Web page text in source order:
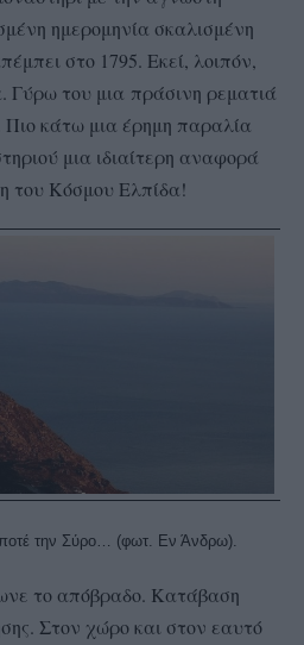
ημερομηνία σκαλισμένη
στο 1795. Εκεί, λοιπόν,
Γύρω του μια πράσινη ρεματιά
Πιο κάτω μια έρημη παραλία
μια ιδιαίτερη αναφορά
του Κόσμου Ελπίδα!
ποτέ την Σύρο… (φωτ. Εν Άνδρω).
το απόβραδο. Κατάβαση
Στον χώρο και στον εαυτό